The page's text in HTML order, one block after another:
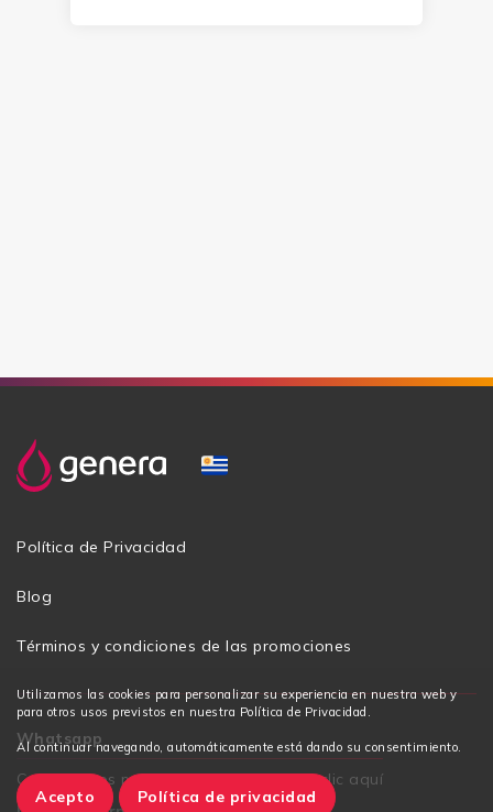
Utilizamos las cookies para personalizar su experiencia en nuestra web y
para otros usos previstos en nuestra Política de Privacidad.
Al continuar navegando, automáticamente está dando su consentimiento.
Acepto Política de privacidad
Política de Privacidad
Blog
Términos y condiciones de las promociones
Whatsapp
Contáctanos por WhatsApp, haciendo clic aquí